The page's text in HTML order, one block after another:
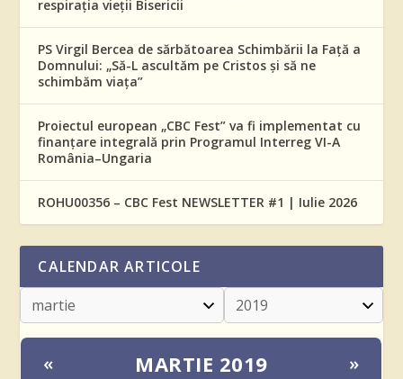
respirația vieții Bisericii
PS Virgil Bercea de sărbătoarea Schimbării la Față a
Domnului: „Să-L ascultăm pe Cristos și să ne
schimbăm viața”
Proiectul european „CBC Fest” va fi implementat cu
finanțare integrală prin Programul Interreg VI-A
România–Ungaria
ROHU00356 – CBC Fest NEWSLETTER #1 | Iulie 2026
CALENDAR ARTICOLE
« MARTIE 2019 »